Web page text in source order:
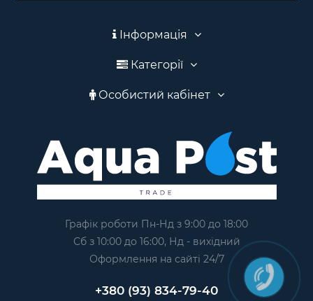
Інформація
Категорії
Особистий кабінет
Графік роботи Пн-Нд з 9:00 до 18:00
Сб з 10:00 до 16:00, Нд - вихідний
Оформлення на сайтi 24/7
+380 (93) 834-79-40